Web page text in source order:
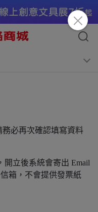
必再次確認填寫資料
立後系統會寄出 Email
箱，不會提供發票紙